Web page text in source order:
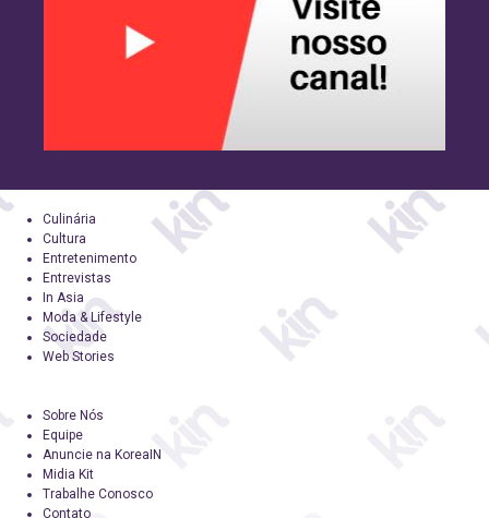
Culinária
Cultura
Entretenimento
Entrevistas
In Asia
Moda & Lifestyle
Sociedade
Web Stories
Sobre Nós
Equipe
Anuncie na KoreaIN
Midia Kit
Trabalhe Conosco
Contato